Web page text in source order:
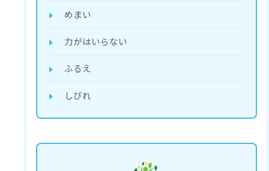
めまい
力がはいらない
ふるえ
しびれ